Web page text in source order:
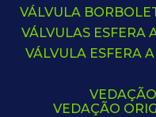
VÁLVULA
VÁLVULAS
VÁLVULA ESFERA
VEDAÇÃO